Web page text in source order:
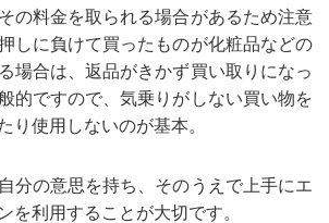
の料金を取られる場合があるため注意
しに負けて買ったものが化粧品などの
場合は、返品がきかず買い取りになっ
的ですので、気乗りがしない買い物を
り使用しないのが基本。
分の意思を持ち、そのうえで上手にエ
を利用することが大切です。